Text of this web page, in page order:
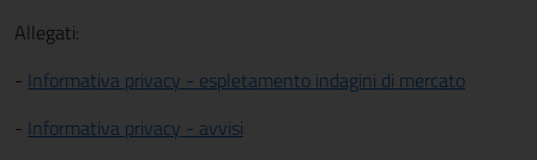
Allegati:
- Informativa privacy - espletamento indagini di mercato
- Informativa privacy - avvisi